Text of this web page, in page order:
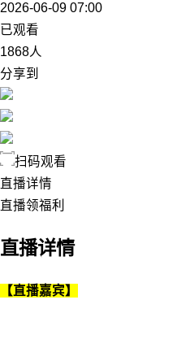
2026-06-09 07:00
已观看
1868人
分享到
扫码观看
直播详情
直播领福利
直播详情
【直播嘉宾】